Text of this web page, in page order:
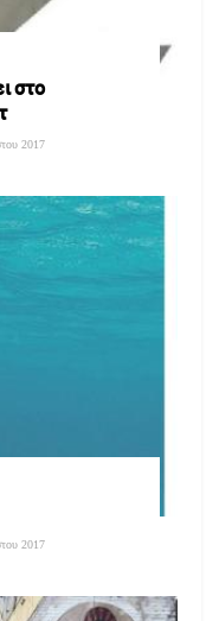
στο
2017
2017